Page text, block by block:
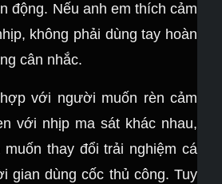
động. Nếu anh em thích cảm
không phải dùng tay hoàn
cân nhắc.
với người muốn rèn cảm
với nhịp ma sát khác nhau,
thay đổi trải nghiệm cá
gian dùng cốc thủ công. Tuy